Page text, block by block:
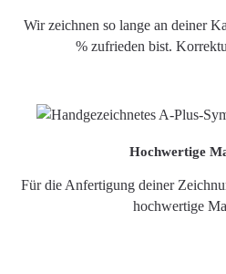
Wir zeichnen so lange an deiner
% zufrieden bist.
Hochwertige
Für die Anfertigung deiner
hochwertige